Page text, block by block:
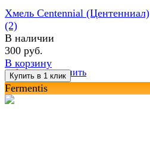
избранное сравнить
Хмель Centennial (Центенниал)
(2)
В наличии
300 руб.
В корзину
Fermentis